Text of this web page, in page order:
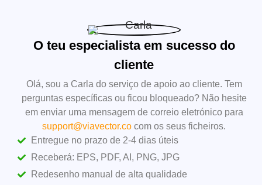
O teu especialista em sucesso do
cliente
Olá, sou a Carla do serviço de apoio ao cliente. Tem
perguntas específicas ou ficou bloqueado? Não hesite
em enviar uma mensagem de correio eletrónico para
support@viavector.co com os seus ficheiros.
Entregue no prazo de 2-4 dias úteis
Receberá: EPS, PDF, AI, PNG, JPG
Redesenho manual de alta qualidade